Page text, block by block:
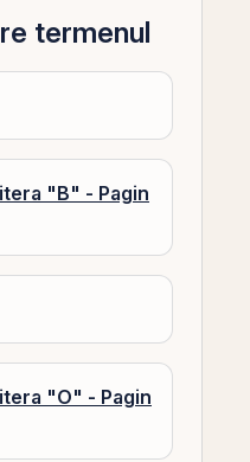
termenul
"B" - Pagin
"O" - Pagin